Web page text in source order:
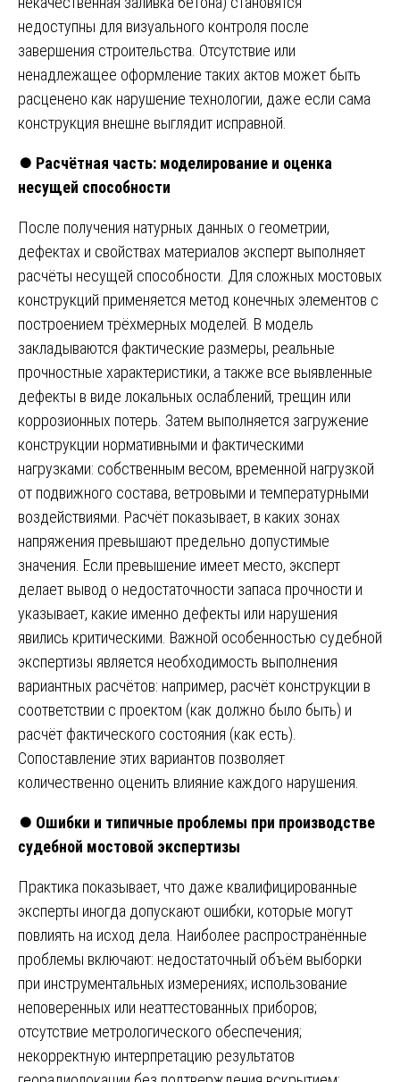
недоступны для визуального контроля после
завершения строительства. Отсутствие или
ненадлежащее оформление таких актов может быть
расценено как нарушение технологии, даже если сама
конструкция внешне выглядит исправной.
⏺️ Расчётная часть: моделирование и оценка
несущей способности
После получения натурных данных о геометрии,
дефектах и свойствах материалов эксперт выполняет
расчёты несущей способности. Для сложных мостовых
конструкций применяется метод конечных элементов с
построением трёхмерных моделей. В модель
закладываются фактические размеры, реальные
прочностные характеристики, а также все выявленные
дефекты в виде локальных ослаблений, трещин или
коррозионных потерь. Затем выполняется загружение
конструкции нормативными и фактическими
нагрузками: собственным весом, временной нагрузкой
от подвижного состава, ветровыми и температурными
воздействиями. Расчёт показывает, в каких зонах
напряжения превышают предельно допустимые
значения. Если превышение имеет место, эксперт
делает вывод о недостаточности запаса прочности и
указывает, какие именно дефекты или нарушения
явились критическими. Важной особенностью судебной
экспертизы является необходимость выполнения
вариантных расчётов: например, расчёт конструкции в
соответствии с проектом (как должно было быть) и
расчёт фактического состояния (как есть).
Сопоставление этих вариантов позволяет
количественно оценить влияние каждого нарушения.
⏺️ Ошибки и типичные проблемы при производстве
судебной мостовой экспертизы
Практика показывает, что даже квалифицированные
эксперты иногда допускают ошибки, которые могут
повлиять на исход дела. Наиболее распространённые
проблемы включают: недостаточный объём выборки
при инструментальных измерениях; использование
неповеренных или неаттестованных приборов;
отсутствие метрологического обеспечения;
некорректную интерпретацию результатов